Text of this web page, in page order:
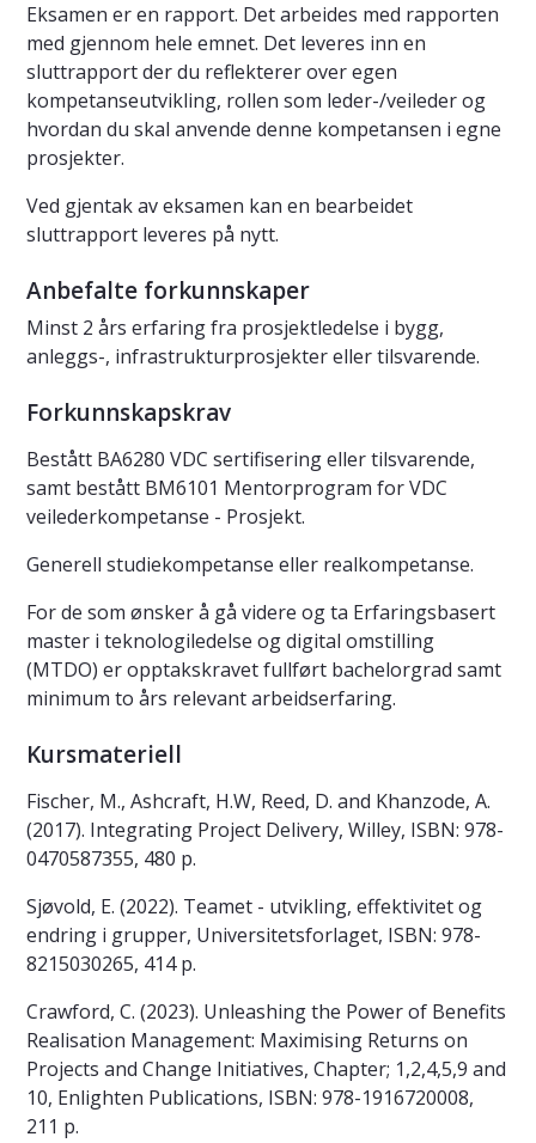
Eksamen er en rapport. Det arbeides med rapporten
med gjennom hele emnet. Det leveres inn en
sluttrapport der du reflekterer over egen
kompetanseutvikling, rollen som leder-/veileder og
hvordan du skal anvende denne kompetansen i egne
prosjekter.
Ved gjentak av eksamen kan en bearbeidet
sluttrapport leveres på nytt.
Anbefalte forkunnskaper
Minst 2 års erfaring fra prosjektledelse i bygg,
anleggs-, infrastrukturprosjekter eller tilsvarende.
Forkunnskapskrav
Bestått BA6280 VDC sertifisering eller tilsvarende,
samt bestått BM6101 Mentorprogram for VDC
veilederkompetanse - Prosjekt.
Generell studiekompetanse eller realkompetanse.
For de som ønsker å gå videre og ta Erfaringsbasert
master i teknologiledelse og digital omstilling
(MTDO) er opptakskravet fullført bachelorgrad samt
minimum to års relevant arbeidserfaring.
Kursmateriell
Fischer, M., Ashcraft, H.W, Reed, D. and Khanzode, A.
(2017). Integrating Project Delivery, Willey, ISBN: 978-
0470587355, 480 p.
Sjøvold, E. (2022). Teamet - utvikling, effektivitet og
endring i grupper, Universitetsforlaget, ISBN: 978-
8215030265, 414 p.
Crawford, C. (2023). Unleashing the Power of Benefits
Realisation Management: Maximising Returns on
Projects and Change Initiatives, Chapter; 1,2,4,5,9 and
10, Enlighten Publications, ISBN: 978-1916720008,
211 p.